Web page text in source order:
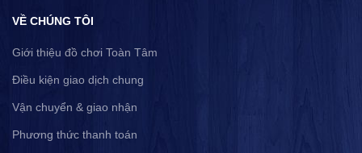
VỀ CHÚNG TÔI
Giới thiệu đồ chơi Toàn Tâm
Điều kiện giao dịch chung
Vận chuyển & giao nhận
Phương thức thanh toán